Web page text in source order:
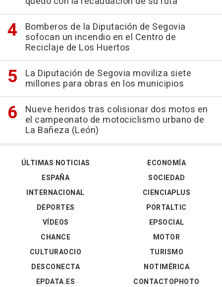
Bomberos de la Diputación de Segovia
sofocan un incendio en el Centro de
Reciclaje de Los Huertos
La Diputación de Segovia moviliza siete
millones para obras en los municipios
Nueve heridos tras colisionar dos motos en
el campeonato de motociclismo urbano de
La Bañeza (León)
ÚLTIMAS NOTICIAS
ESPAÑA
INTERNACIONAL
DEPORTES
VÍDEOS
ECONOMÍA
SOCIEDAD
CIENCIAPLUS
PORTALTIC
EPSOCIAL
CHANCE
CULTURAOCIO
DESCONECTA
EPDATA.ES
MOTOR
TURISMO
NOTIMÉRICA
CONTACTOPHOTO